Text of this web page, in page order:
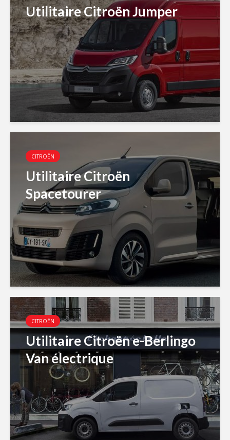
Utilitaire Citroën Jumper
CITROËN
Utilitaire Citroën
Spacetourer
CITROËN
Utilitaire Citroën e-Berlingo
Van électrique